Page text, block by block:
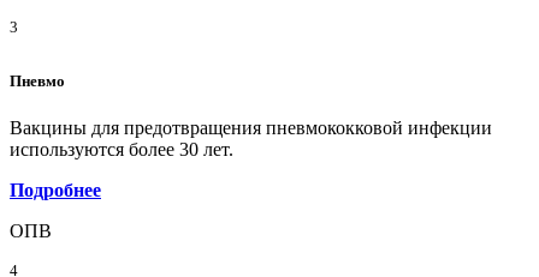
3
Пневмо
Вакцины для предотвращения пневмококковой инфекции
используются более 30 лет.
Подробнее
ОПВ
4